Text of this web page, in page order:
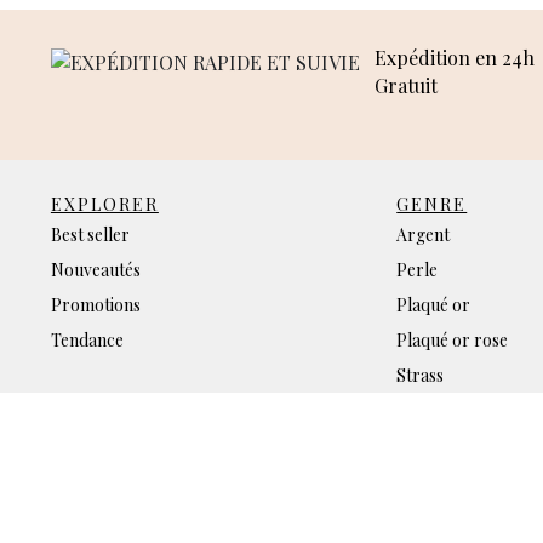
Expédition en 24h
Gratuit
EXPLORER
Best seller
Nouveautés
Promotions
Tendance
GENRE
Argent
Perle
Plaqué or
Plaqué or rose
Strass